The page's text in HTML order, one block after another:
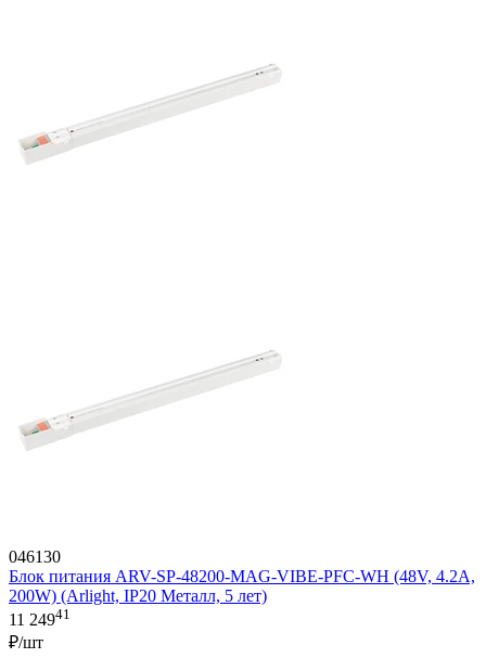
046130
Блок питания ARV-SP-48200-MAG-VIBE-PFC-WH (48V, 4.2A,
200W) (Arlight, IP20 Металл, 5 лет)
11 24941
₽/шт